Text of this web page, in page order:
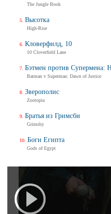
The Jungle Book
Высотка
High-Rise
Кловерфилд, 10
10 Cloverfield Lane
Бэтмен против Супермена:
Batman v Superman: Dawn of Justice
Зверополис
Zootopia
Братья из Гримсби
Grimsby
Боги Египта
Gods of Egypt